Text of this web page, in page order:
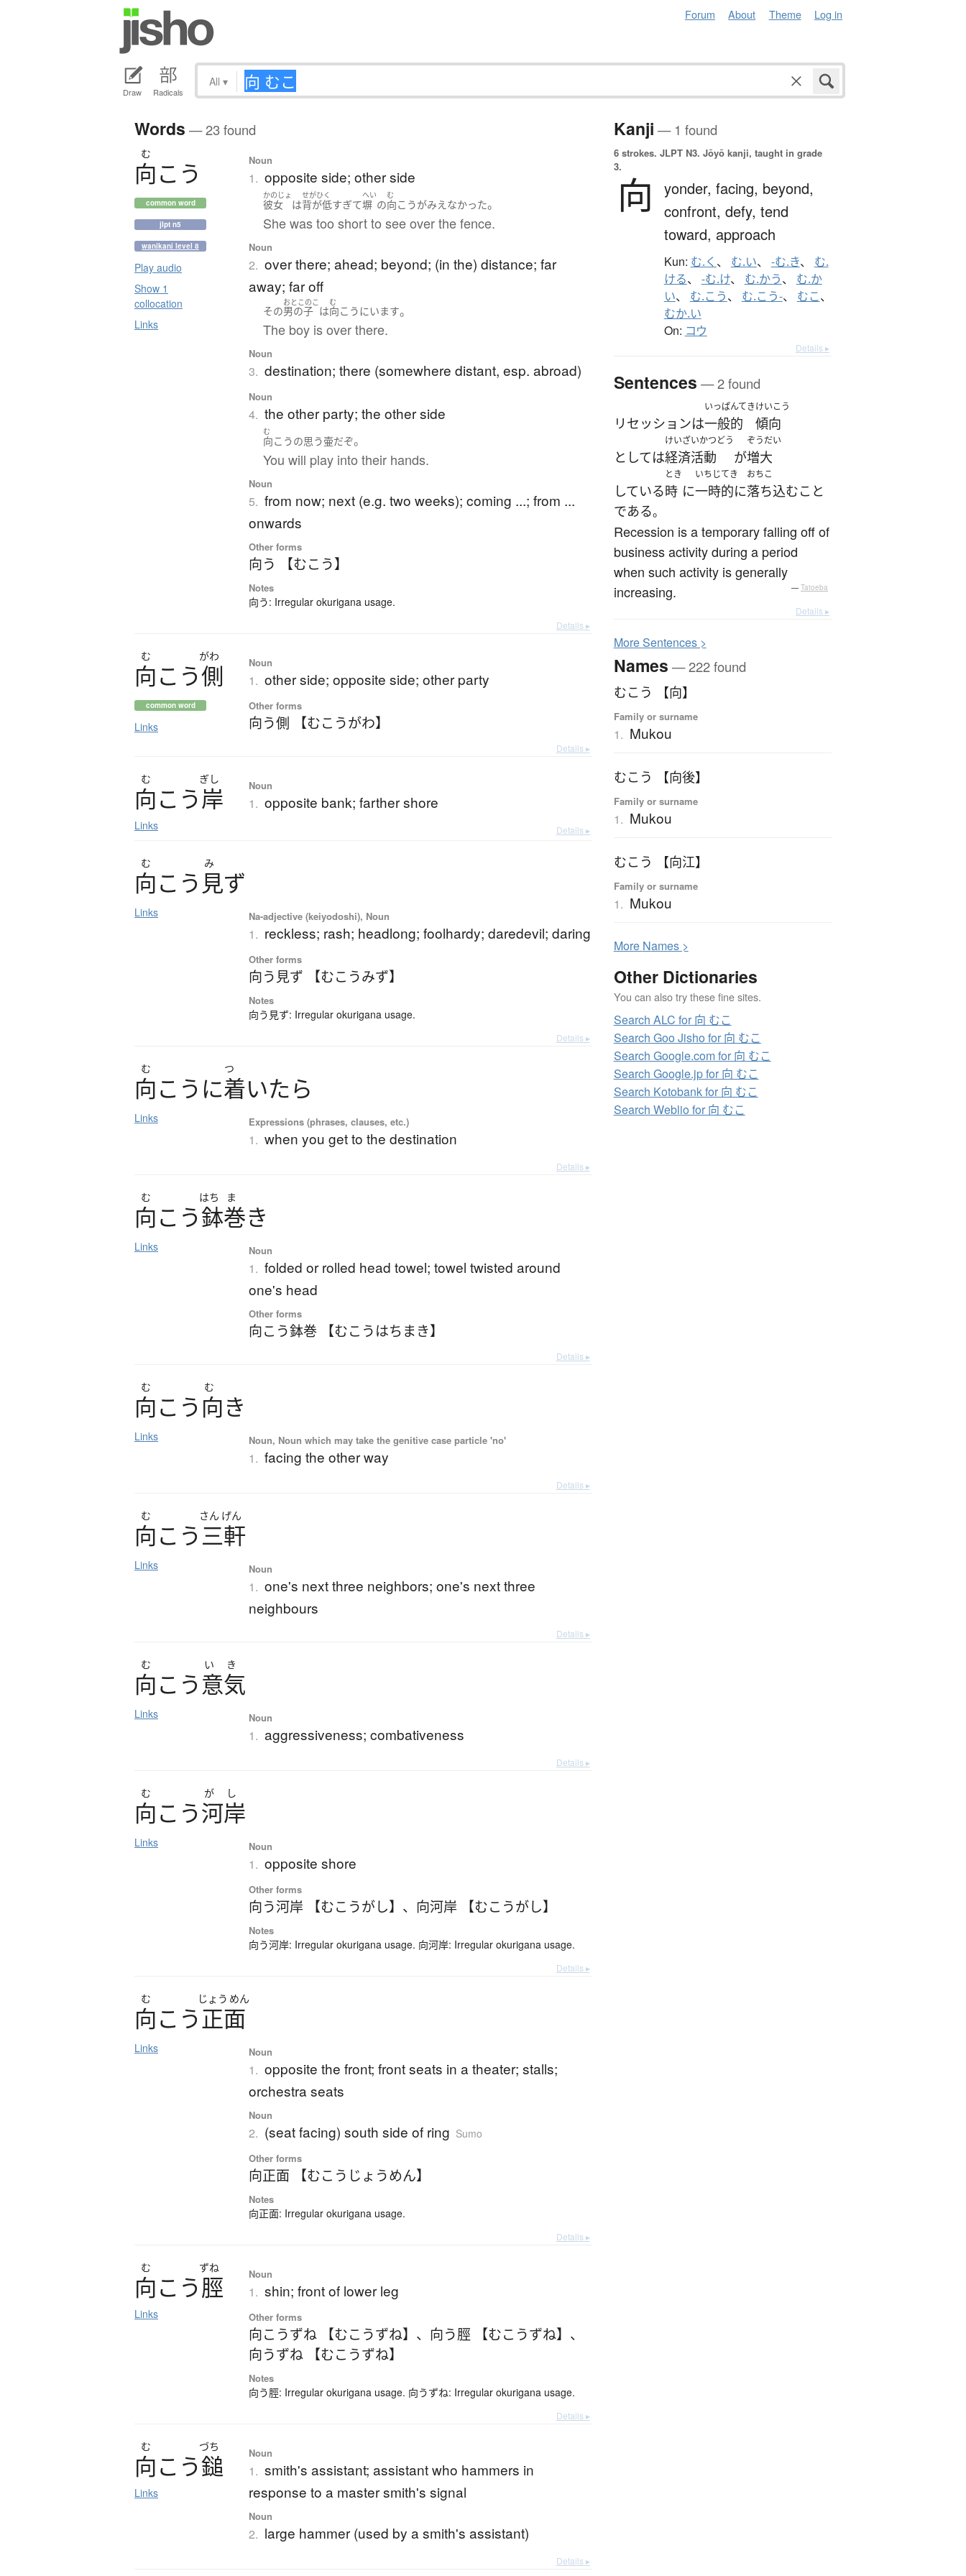
Forum About Theme Log in
Draw Radicals
All ▾
Words — 23 found
む
向こ う
common word
jlpt n5
wanikani level 8
Play audio
Show 1
collocation
Links
Noun
1. opposite side; other side
かのじょ
彼女 は
せがひく
背が低すぎて
へい
塀 の
む
向こうがみえなかった。
She was too short to see over the fence.
Noun
2. over there; ahead; beyond; (in the) distance; far
away; far off
その
おとこのこ
男の子 は
む
向こうにいます。
The boy is over there.
Noun
3. destination; there (somewhere distant, esp. abroad)
Noun
4. the other party; the other side
む
向こうの思う壷だぞ。
You will play into their hands.
Noun
5. from now; next (e.g. two weeks); coming ...; from ...
onwards
Other forms
向う 【むこう】
Notes
向う: Irregular okurigana usage.
Details ▸
む がわ
向こ う側
common word
Links
Noun
1. other side; opposite side; other party
Other forms
向う側 【むこうがわ】
Details ▸
む ぎし
向こ う岸
Links
Noun
1. opposite bank; farther shore
Details ▸
む み
向こ う 見ず
Links Na-adjective (keiyodoshi), Noun
1. reckless; rash; headlong; foolhardy; daredevil; daring
Other forms
向う見ず 【むこうみず】
Notes
向う見ず: Irregular okurigana usage.
Details ▸
む つ
向こ う に着いたら
Links Expressions (phrases, clauses, etc.)
1. when you get to the destination
Details ▸
む はち ま
向こ う鉢巻き
Links Noun
1. folded or rolled head towel; towel twisted around
one's head
Other forms
向こう鉢巻 【むこうはちまき】
Details ▸
む む
向こ う 向き
Links Noun, Noun which may take the genitive case particle 'no'
1. facing the other way
Details ▸
む さん げん
向こ う三軒
Links Noun
1. one's next three neighbors; one's next three
neighbours
Details ▸
む い き
向こ う意気
Links Noun
1. aggressiveness; combativeness
Details ▸
む が し
向こ う河岸
Links Noun
1. opposite shore
Other forms
向う河岸 【むこうがし】 、 向河岸 【むこうがし】
Notes
向う河岸: Irregular okurigana usage. 向河岸: Irregular okurigana usage.
Details ▸
む じょう めん
向こ う正面
Links Noun
1. opposite the front; front seats in a theater; stalls;
orchestra seats
Noun
2. (seat facing) south side of ring Sumo
Other forms
向正面 【むこうじょうめん】
Notes
向正面: Irregular okurigana usage.
Details ▸
む ずね
向こ う脛
Links
Noun
1. shin; front of lower leg
Other forms
向こうずね 【むこうずね】 、 向う脛 【むこうずね】 、
向うずね 【むこうずね】
Notes
向う脛: Irregular okurigana usage. 向うずね: Irregular okurigana usage.
Details ▸
む づち
向こ う鎚
Links
Noun
1. smith's assistant; assistant who hammers in
response to a master smith's signal
Noun
2. large hammer (used by a smith's assistant)
Details ▸
Kanji — 1 found
6 strokes. JLPT N3. Jōyō kanji, taught in grade
3.
向 yonder, facing, beyond,
confront, defy, tend
toward, approach
Kun: む.く 、 む.い、 -む.き、 む.
ける、 -む.け、 む.かう、 む.か
い、 む.こう、 む.こう-、 むこ、
むか.い
On: コウ
Details ▸
Sentences — 2 found
リセッションは
いっぱんてき
一般的
けいこう
傾向
としては
けいざいかつどう
経済活動 が
ぞうだい
増大
している
とき
時 に
いちじてき
一時的に
おちこ
落ち込むこと
である。
Recession is a temporary falling off of
business activity during a period
when such activity is generally
increasing.
— Tatoeba
Details ▸
MoreSentences >
Names — 222 found
むこう 【向】
Family or surname
1. Mukou
むこう 【向後】
Family or surname
1. Mukou
むこう 【向江】
Family or surname
1. Mukou
More Names >
Other Dictionaries
You can also try these fine sites.
Search ALC for 向 むこ
Search Goo Jisho for 向 むこ
Search Google.com for 向 むこ
Search Google.jp for 向 むこ
Search Kotobank for 向 むこ
Search Weblio for 向 むこ